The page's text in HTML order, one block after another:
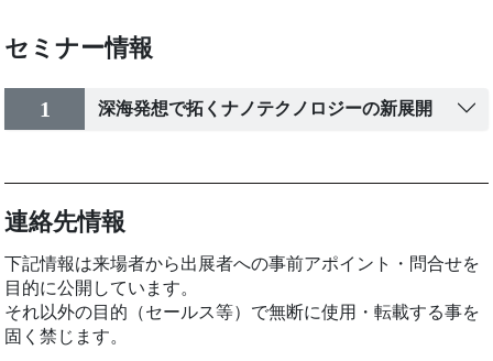
セミナー情報
1 深海発想で拓くナノテクノロジーの新展開
連絡先情報
下記情報は来場者から出展者への事前アポイント・問合せを
目的に公開しています。
それ以外の目的（セールス等）で無断に使用・転載する事を
固く禁じます。